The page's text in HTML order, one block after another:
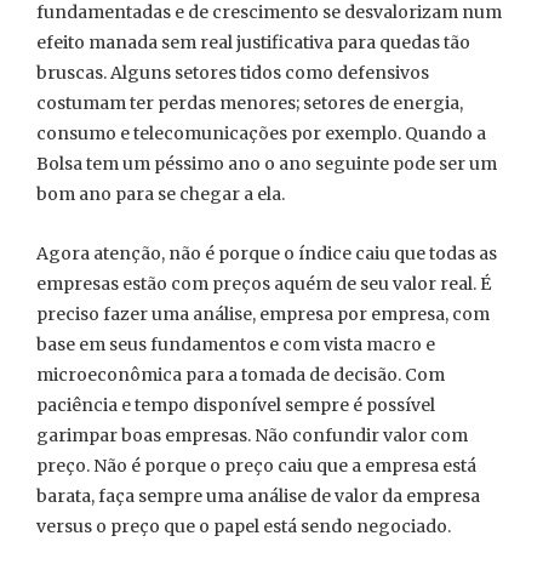
fundamentadas e de crescimento se desvalorizam num
efeito manada sem real justificativa para quedas tão
bruscas. Alguns setores tidos como defensivos
costumam ter perdas menores; setores de energia,
consumo e telecomunicações por exemplo. Quando a
Bolsa tem um péssimo ano o ano seguinte pode ser um
bom ano para se chegar a ela.
Agora atenção, não é porque o índice caiu que todas as
empresas estão com preços aquém de seu valor real. É
preciso fazer uma análise, empresa por empresa, com
base em seus fundamentos e com vista macro e
microeconômica para a tomada de decisão. Com
paciência e tempo disponível sempre é possível
garimpar boas empresas. Não confundir valor com
preço. Não é porque o preço caiu que a empresa está
barata, faça sempre uma análise de valor da empresa
versus o preço que o papel está sendo negociado.